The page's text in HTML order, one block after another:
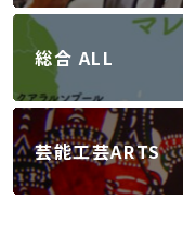
総合 ALL
芸能工芸ARTS